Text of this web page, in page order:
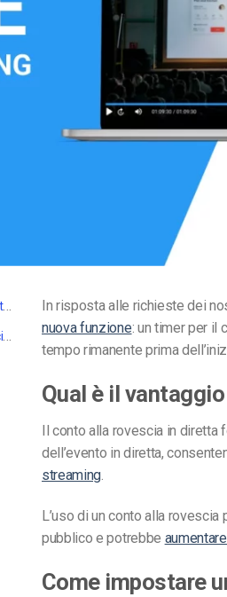
Privacy e Sicurezza
Qual è il vantaggio di un conto alla rovescia Livestream?
Come impostare un timer per il conto alla rovescia per lo streaming in diretta
In risposta alle richieste dei
nuova funzione: un timer per il
tempo rimanente prima
Qual è il
Il conto alla rovescia in
dell’evento in diretta,
streaming.
L’uso di un conto alla
pubblico e potrebbe
Come impostare